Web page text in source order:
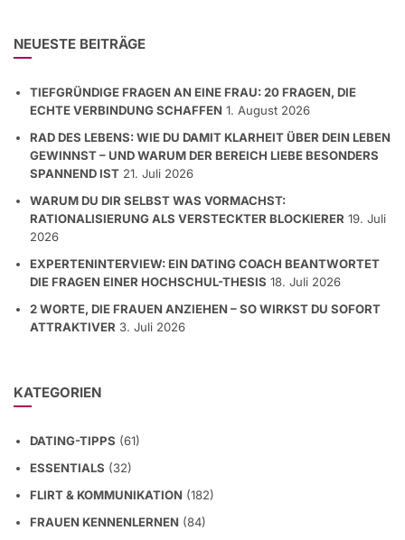
NEUESTE BEITRÄGE
TIEFGRÜNDIGE FRAGEN AN EINE FRAU: 20 FRAGEN, DIE
ECHTE VERBINDUNG SCHAFFEN 1. August 2026
RAD DES LEBENS: WIE DU DAMIT KLARHEIT ÜBER DEIN LEBEN
GEWINNST – UND WARUM DER BEREICH LIEBE BESONDERS
SPANNEND IST 21. Juli 2026
WARUM DU DIR SELBST WAS VORMACHST:
RATIONALISIERUNG ALS VERSTECKTER BLOCKIERER 19. Juli
2026
EXPERTENINTERVIEW: EIN DATING COACH BEANTWORTET
DIE FRAGEN EINER HOCHSCHUL-THESIS 18. Juli 2026
2 WORTE, DIE FRAUEN ANZIEHEN – SO WIRKST DU SOFORT
ATTRAKTIVER 3. Juli 2026
KATEGORIEN
DATING-TIPPS (61)
ESSENTIALS (32)
FLIRT & KOMMUNIKATION (182)
FRAUEN KENNENLERNEN (84)